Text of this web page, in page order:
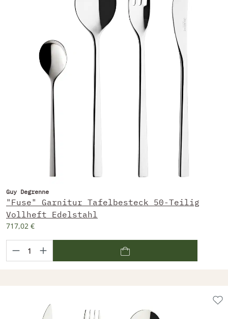
Guy Degrenne
"Fuse" Garnitur Tafelbesteck 50-Teilig
Vollheft Edelstahl
717,02 €